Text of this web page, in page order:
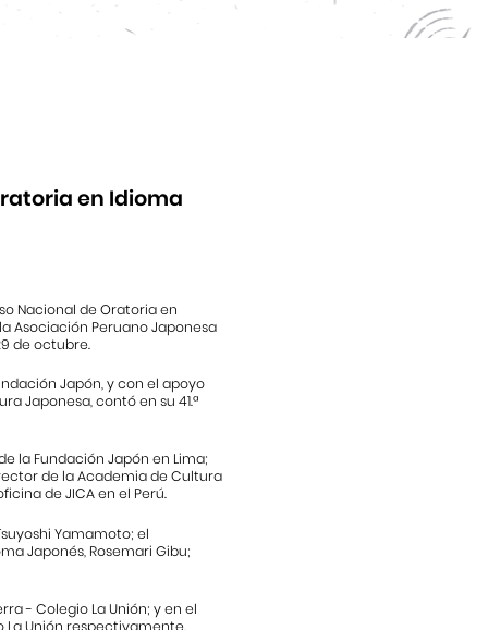
en Idioma
Nacional de Oratoria en
Asociación Peruano Japonesa
de octubre.
Japón, y con el apoyo
Japonesa, contó en su 41.ª
la Fundación Japón en Lima;
de la Academia de Cultura
de JICA en el Perú.
Yamamoto; el
Japonés, Rosemari Gibu;
- Colegio La Unión; y en el
La Unión respectivamente.